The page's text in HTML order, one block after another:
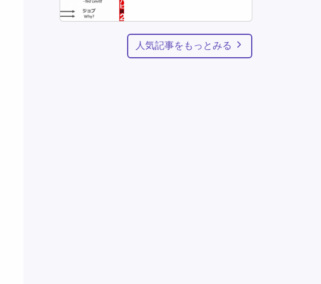
人気記事をもっとみる